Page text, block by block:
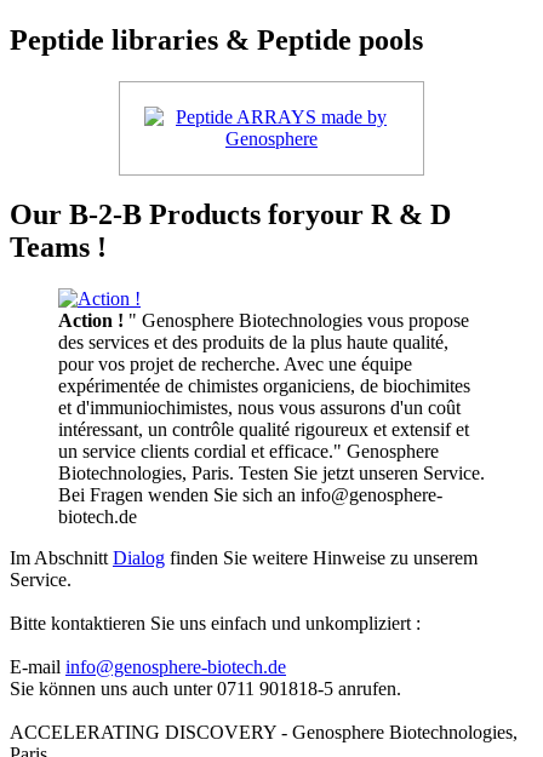
Peptide libraries & Peptide pools
Our B-2-B Products foryour R & D
Teams !
Action ! " Genosphere Biotechnologies vous propose
des services et des produits de la plus haute qualité,
pour vos projet de recherche. Avec une équipe
expérimentée de chimistes organiciens, de biochimites
et d'immuniochimistes, nous vous assurons d'un coût
intéressant, un contrôle qualité rigoureux et extensif et
un service clients cordial et efficace." Genosphere
Biotechnologies, Paris. Testen Sie jetzt unseren Service.
Bei Fragen wenden Sie sich an info@genosphere-
biotech.de
Im Abschnitt Dialog finden Sie weitere Hinweise zu unserem
Service.
Bitte kontaktieren Sie uns einfach und unkompliziert :
E-mail info@genosphere-biotech.de
Sie können uns auch unter 0711 901818-5 anrufen.
ACCELERATING DISCOVERY - Genosphere Biotechnologies,